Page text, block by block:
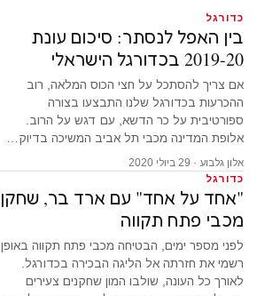
כדורגל
בין האפל לנסתר: סיכום עונת
2019-20 בכדורגל הישראלי
אם צריך להסתכל על חצי הכוס המלאה, רוב
ההכרעות בכדורגל שלנו התבצעו בצורה
ספורטיבית על כר הדשא, עם דגש על הרוב.
אלופת המדינה מכבי תל אביב המשיכה בדיוק…
אלון גלבוע · 29 ביולי 2020
כדורגל
"אחד על אחד" עם ארד בר, שחקן
מכבי פתח תקווה
לפני מספר ימים, הבטיחה מכבי פתח תקווה באופן
רשמי את חזרתה אל הליגה הבכירה בכדורגל.
לאורך כל העונה, שולבו המון שחקנים צעירים